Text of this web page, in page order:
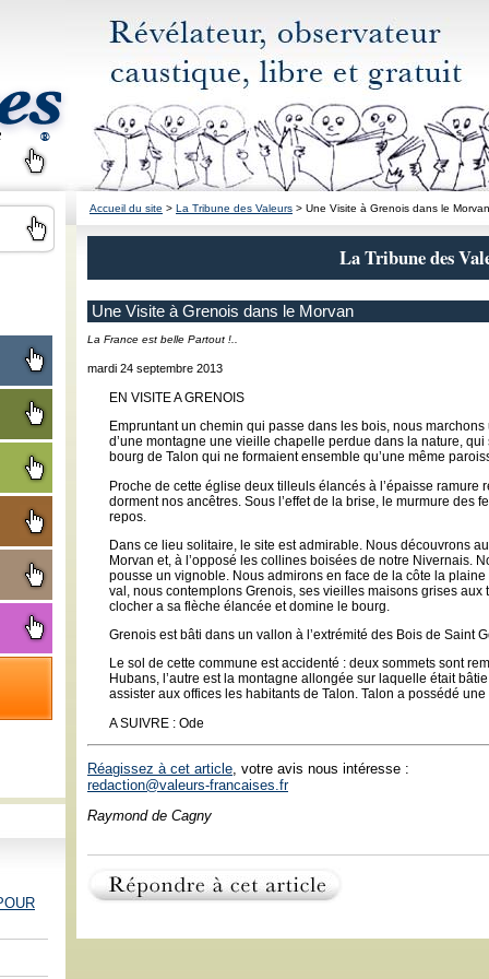
Accueil du site > La Tribune des Valeurs > Une Visite à Grenois dans le Morvan
La Tribune des
Une Visite à Grenois dans le Morvan
La France est belle Partout !..
mardi 24 septembre 2013
EN VISITE A GRENOIS
Empruntant un chemin qui passe dans les bois, nous
d’une montagne une vieille chapelle perdue dans la nature,
bourg de Talon qui ne formaient ensemble qu’une même
Proche de cette église deux tilleuls élancés à l’épaisse ramure
dorment nos ancêtres. Sous l’effet de la brise, le murmure des
repos.
Dans ce lieu solitaire, le site est admirable. Nous découvrons
Morvan et, à l’opposé les collines boisées de notre Nivernais.
pousse un vignoble. Nous admirons en face de la côte la
val, nous contemplons Grenois, ses vieilles maisons grises aux
clocher a sa flèche élancée et domine le bourg.
Grenois est bâti dans un vallon à l’extrémité des Bois de Saint
Le sol de cette commune est accidenté : deux sommets sont
Hubans, l’autre est la montagne allongée sur laquelle était
assister aux offices les habitants de Talon. Talon a possédé
A SUIVRE : Ode
Réagissez à cet article , votre avis nous intéresse :
redaction@valeurs-francaises.fr
Raymond de Cagny